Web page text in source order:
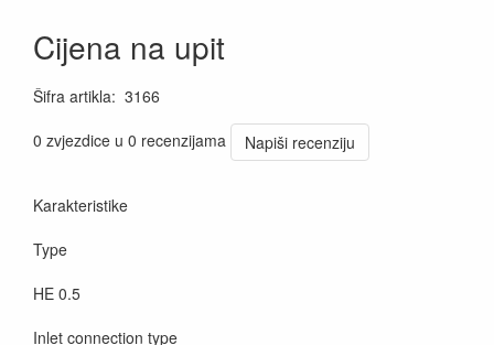
Cijena na upit
Šifra artikla: 3166
0 zvjezdice u 0 recenzijama
Napiši recenziju
Karakteristike
Type
HE 0.5
Inlet connection type